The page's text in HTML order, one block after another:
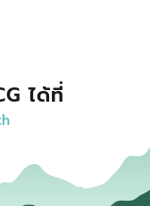
ได้ที่